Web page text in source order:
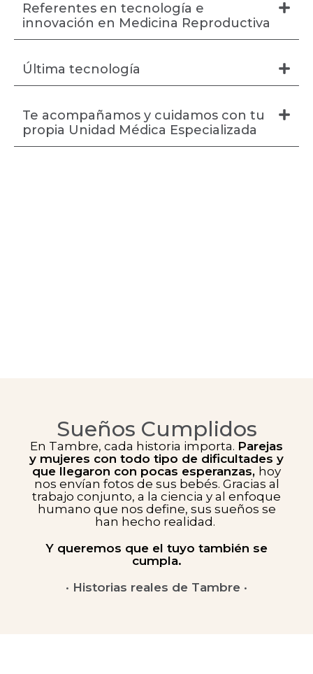
Referentes en tecnología e
innovación en Medicina Reproductiva
Última tecnología
Te acompañamos y cuidamos con tu
propia Unidad Médica Especializada
Sueños Cumplidos
En Tambre, cada historia importa. Parejas
y mujeres con todo tipo de dificultades y
que llegaron con pocas esperanzas, hoy
nos envían fotos de sus bebés. Gracias al
trabajo conjunto, a la ciencia y al enfoque
humano que nos define, sus sueños se
han hecho realidad.
Y queremos que el tuyo también se
cumpla.
· Historias reales de Tambre ·